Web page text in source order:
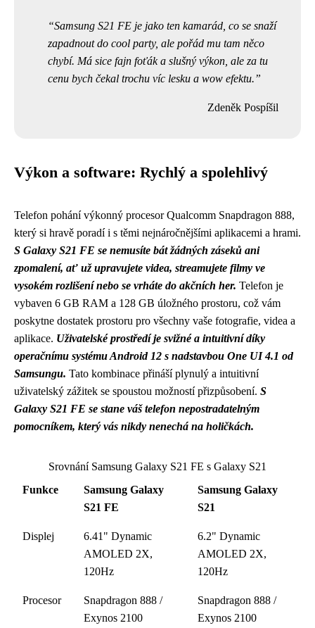
Samsung S21 FE je jako ten kamarád, co se snaží
zapadnout do cool party, ale pořád mu tam něco
chybí. Má sice fajn foťák a slušný výkon, ale za tu
cenu bych čekal trochu víc lesku a wow efektu.
Zdeněk Pospíšil
Výkon a software: Rychlý a spolehlivý
Telefon pohání výkonný procesor Qualcomm Snapdragon 888,
který si hravě poradí i s těmi nejnáročnějšími aplikacemi a hrami.
S Galaxy S21 FE se nemusíte bát žádných záseků ani
zpomalení, ať už upravujete videa, streamujete filmy ve
vysokém rozlišení nebo se vrháte do akčních her. Telefon je
vybaven 6 GB RAM a 128 GB úložného prostoru, což vám
poskytne dostatek prostoru pro všechny vaše fotografie, videa a
aplikace. Uživatelské prostředí je svižné a intuitivní díky
operačnímu systému Android 12 s nadstavbou One UI 4.1 od
Samsungu. Tato kombinace přináší plynulý a intuitivní
uživatelský zážitek se spoustou možností přizpůsobení. S
Galaxy S21 FE se stane váš telefon nepostradatelným
pomocníkem, který vás nikdy nenechá na holičkách.
Srovnání Samsung Galaxy S21 FE s Galaxy S21
Funkce
Samsung Galaxy
S21 FE
Samsung Galaxy
S21
Displej
6.41" Dynamic
AMOLED 2X,
120Hz
6.2" Dynamic
AMOLED 2X,
120Hz
Procesor
Snapdragon 888 /
Exynos 2100
Snapdragon 888 /
Exynos 2100